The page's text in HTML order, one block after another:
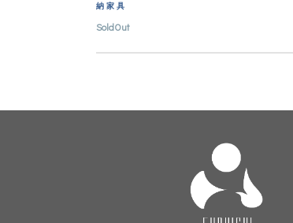
納家具
SoldOut